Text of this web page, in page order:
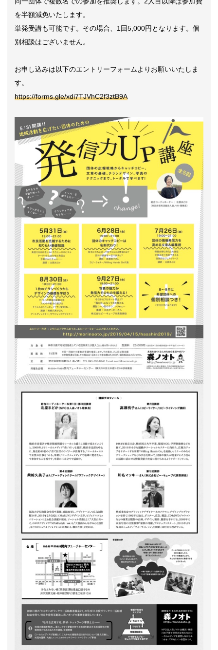
を半額減免いたします。
単発受講も可能です。その場合、1回5,000円となります。個
別相談はございません。
お申し込みは以下のエントリーフォームよりお願いいたしま
す。
https://forms.gle/xdi7TJVhC2f3ztB9A